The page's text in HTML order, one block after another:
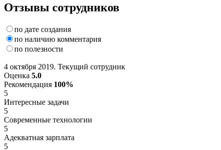
Отзывы сотрудников
по дате создания
по наличию комментария
по полезности
4 октября 2019. Текущий сотрудник
Оценка 5.0
Рекомендация 100%
5
Интересные задачи
5
Современные технологии
5
Адекватная зарплата
5